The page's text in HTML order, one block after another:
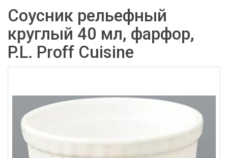
Соусник рельефный
круглый 40 мл, фарфор,
P.L. Proff Cuisine